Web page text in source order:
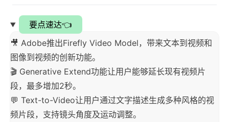
要点速达👈
🎥 Adobe推出Firefly Video Model，带来文本到视频和
图像到视频的创新功能。
🎬 Generative Extend功能让用户能够延长现有视频片
段，最多增加2秒。
💬 Text-to-Video让用户通过文字描述生成多种风格的视
频片段，支持镜头角度及运动调整。